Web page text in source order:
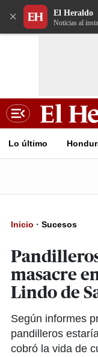
× El Heraldo
Noticias al
Lo último
Inicio · Sucesos
masacre
Lindo de
Según informes
pandilleros
cobró la vida de